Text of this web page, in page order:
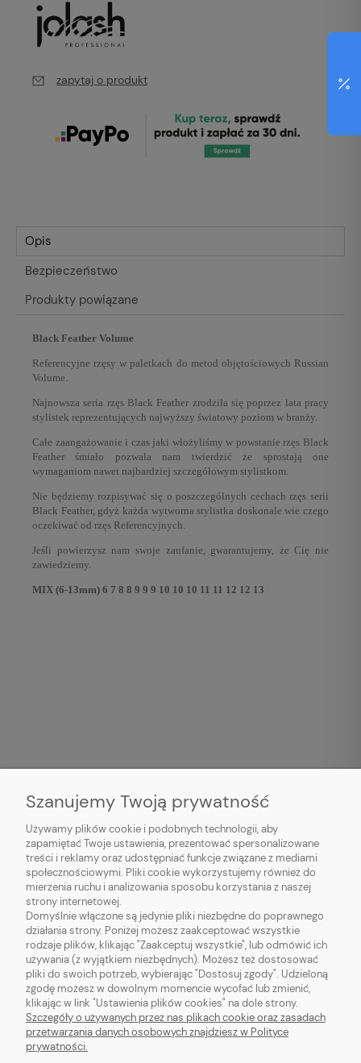
zapytaj o produkt
Opis
Bezpieczeństwo
Produkty powiązane
Black Feather Volume
Referencyjne rzęsy w paletkach do metod objętościowych Russian
Volume.
Najnowsza seria rzęs Black Feather zrodziła się poprzez lata pracy
stylistek reprezentujących najwyższy światowy poziom w branży.
Całe zaangażowanie i czas jaki włożyliśmy w powstanie rzęs Black
Feather śmiało pozwala nam twierdzić że sprostają one
wymaganiom nawet najbardziej szczegółowym stylistkom.
Nie będziemy rozpisywać się o poszczególnych cechach rzęs serii
Black Feather, gdyż każda wytworna stylistka doskonale wie czego
oczekiwać od rzęs Referencyjnych.
Jeśli powierzysz nam swoje zaufanie, gwarantujemy, że Cię nie
zawiedziemy.
MIX (6-13mm) 6 7 8 8 9 9 9 10 10 10 11 11 12 12 13
O NAS
OBSŁUGA KLIENTA
INFORMACJE
MOJE KONTO
RZĘSY DLA CIEBIE
Szanujemy Twoją prywatność
Używamy plików cookie i podobnych technologii, aby
zapamiętać Twoje ustawienia, prezentować spersonalizowane
treści i reklamy oraz udostępniać funkcje związane z mediami
społecznościowymi. Pliki cookie wykorzystujemy również do
mierzenia ruchu i analizowania sposobu korzystania z naszej
strony internetowej.
Domyślnie włączone są jedynie pliki niezbędne do poprawnego
działania strony. Poniżej możesz zaakceptować wszystkie
rodzaje plików, klikając "Zaakceptuj wszystkie", lub odmówić ich
używania (z wyjątkiem niezbędnych). Możesz też dostosować
pliki do swoich potrzeb, wybierając "Dostosuj zgody". Udzieloną
zgodę możesz w dowolnym momencie wycofać lub zmienić,
klikając w link "Ustawienia plików cookies" na dole strony.
Szczegóły o używanych przez nas plikach cookie oraz zasadach
przetwarzania danych osobowych znajdziesz w Polityce
prywatności.